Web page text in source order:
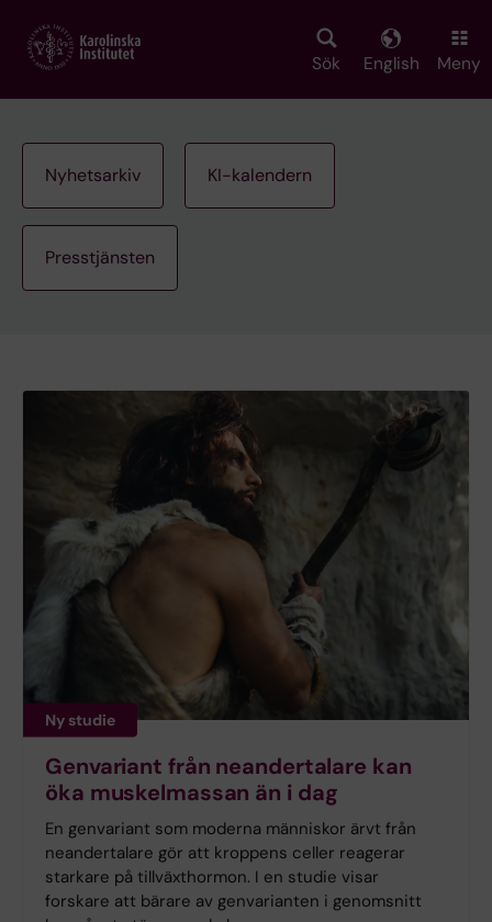
main
Sök English Meny
Nyhetsarkiv KI-kalendern
Presstjänsten
Ny studie
Genvariant från neandertalare kan
öka muskelmassan än i dag
En genvariant som moderna människor ärvt från
neandertalare gör att kroppens celler reagerar
starkare på tillväxthormon. I en studie visar
forskare att bärare av genvarianten i genomsnitt